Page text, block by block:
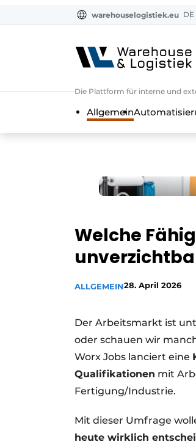
warehouselogistiek.eu DE
Die Plattform für interne und
Allgemein
Welche
ALLGEMEIN28. April 2026
Der Arbeitsmarkt ist
oder schauen wir
Worx Jobs lanciert eine
Qualifikationen mit
Fertigung/Industrie.
Mit dieser Umfrage
heute wirklich